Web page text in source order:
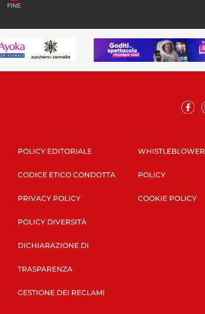
FINE
POLICY EDITORIALE
CODICE ETICO CONDOTTA
PRIVACY POLICY
POLICY DIVERSITÀ
DICHIARAZIONE DI
TRASPARENZA
GESTIONE DEI RECLAMI
WHISTLEBLOWER
POLICY
COOKIE POLICY